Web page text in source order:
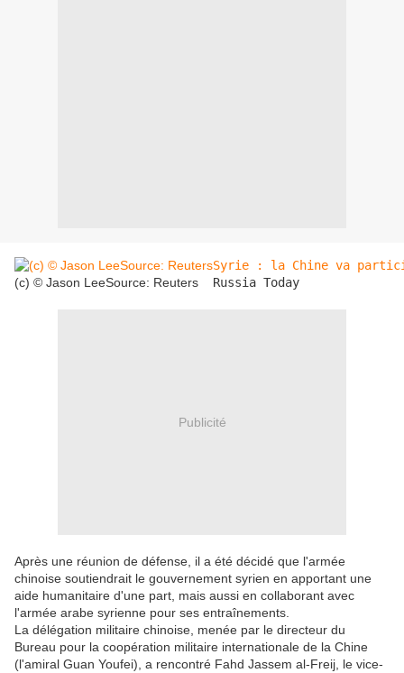
(c) © Jason LeeSource: Reuters
Syrie : la Chine va
Russia Today
Publicité
Après une réunion de défense, il a été décidé que l'armée
chinoise soutiendrait le gouvernement syrien en apportant une
aide humanitaire d'une part, mais aussi en collaborant avec
l'armée arabe syrienne pour ses entraînements.
La délégation militaire chinoise, menée par le directeur du
Bureau pour la coopération militaire internationale de la Chine
(l'amiral Guan Youfei), a rencontré Fahd Jassem al-Freij, le vice-